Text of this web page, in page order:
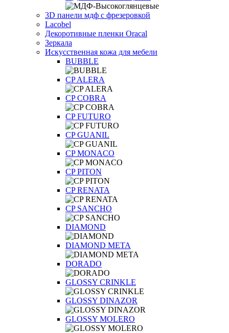
3D панели мдф с фрезеровкой
Lacobel
Декоротивные пленки Oracal
Зеркала
Искусственная кожа для мебели
BUBBLE
CP ALERA
CP COBRA
CP FUTURO
CP GUANIL
CP MONACO
CP PITON
CP RENATA
CP SANCHO
DIAMOND
DIAMOND META
DORADO
GLOSSY CRINKLE
GLOSSY DINAZOR
GLOSSY MOLERO